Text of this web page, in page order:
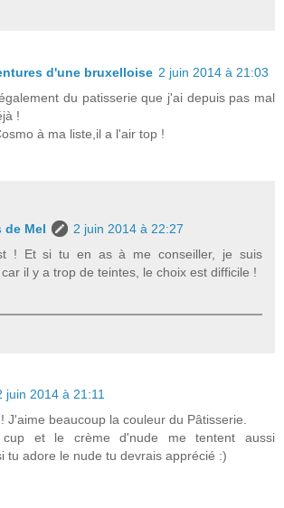
d'une bruxelloise 2 juin 2014 à 21:03
du patisserie que j'ai depuis pas mal
!
à ma liste,il a l'air top !
de Mel
2 juin 2014 à 22:27
! Et si tu en as à me conseiller, je suis
il y a trop de teintes, le choix est difficile !
juin 2014 à 21:11
J'aime beaucoup la couleur du Pâtisserie.
et le crème d'nude me tentent aussi
tu adore le nude tu devrais apprécié :)